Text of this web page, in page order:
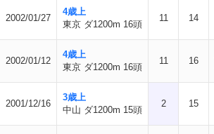
2002/01/27
4歳上
東京 ダ1200m 16頭
11 14
2002/01/12
4歳上
東京 ダ1200m 16頭
11 16
2001/12/16
3歳上
中山 ダ1200m 15頭
2 15